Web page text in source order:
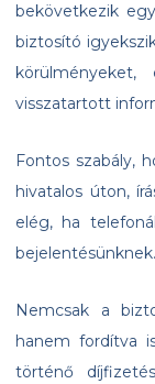
bekövetkezik
biztosító
visszatartott
Fontos szabály,
hivatalos úton,
elég, ha
bejelentésünknek.
Nemcsak a
hanem fordítva
történő